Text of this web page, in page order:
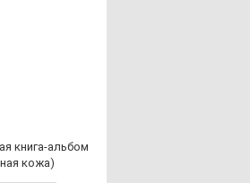
кни­га-аль­бом
ко­жа)